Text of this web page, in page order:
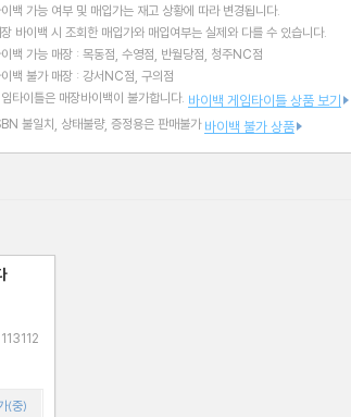
백 가능 여부 및 매입가는 재고 상황에 따라 변경됩니다.
바이백 시 조회한 매입가와 매입여부는 실제와 다를 수 있습니다.
백 가능 매장 : 목동점, 수영점, 반월당점, 청주NC점
백 불가 매장 : 강서NC점, 구의점
타이틀은 매장바이백이 불가합니다. 바이백 게임타이틀 상품 보기
불일치, 상태불량, 증정용은 판매불가 바이백 불가 상품
/ 1189113112
(중)